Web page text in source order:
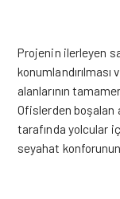
Projenin ilerleyen
alanlarının
Ofislerden boşalan
tarafında yolcular
seyahat